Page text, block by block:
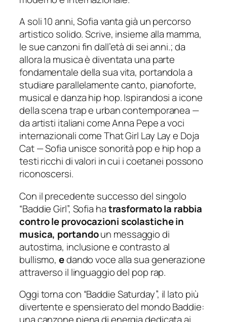
A soli 10 anni, Sofia vanta già un percorso
artistico solido. Scrive, insieme alla mamma,
le sue canzoni fin dall’età di sei anni.; da
allora la musica è diventata una parte
fondamentale della sua vita, portandola a
studiare parallelamente canto, pianoforte,
musical e danza hip hop. Ispirandosi a icone
della scena trap e urban contemporanea —
da artisti italiani come Anna Pepe a voci
internazionali come That Girl Lay Lay e Doja
Cat — Sofia unisce sonorità pop e hip hop a
testi ricchi di valori in cui i coetanei possono
riconoscersi.
Con il precedente successo del singolo
“Baddie Girl”, Sofia hatrasformato la rabbia
contro le provocazioni scolastiche in
musica, portandoun messaggio di
autostima, inclusione e contrasto al
bullismo,edando voce alla sua generazione
attraverso il linguaggio del pop rap.
Oggi torna con “Baddie Saturday”, il lato più
divertente e spensierato del mondo Baddie: